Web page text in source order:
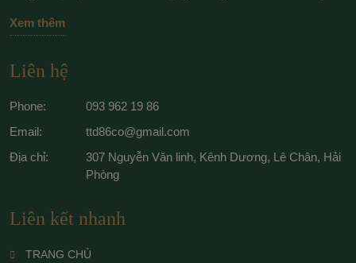
Xem thêm
Liên hệ
Phone:
093 962 19 86
Email:
ttd86co@gmail.com
Địa chỉ:
307 Nguyễn Văn linh, Kênh Dương, Lê Chân, Hải
Phòng
Liên kết nhanh
TRANG CHỦ